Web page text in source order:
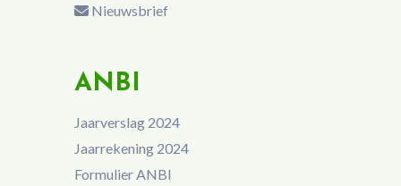
Nieuwsbrief
ANBI
Jaarverslag 2024
Jaarrekening 2024
Formulier ANBI